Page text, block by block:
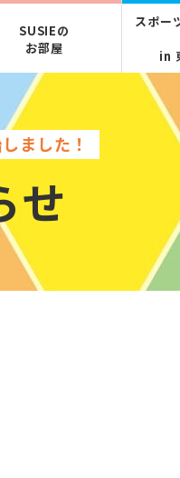
SUSIEの
お部屋
スポー
in
ました！
せ